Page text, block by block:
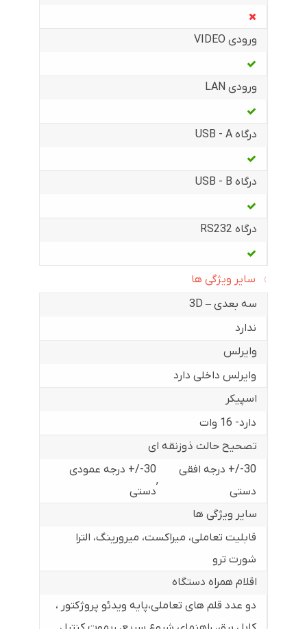
ورودی VIDEO
ورودی LAN
درگاه USB - A
درگاه USB - B
درگاه RS232
سایر ویژگی ها
سه بعدی – 3D
ندارد
وایرلس
وایرلس داخلی دارد
اسپیکر
دارد- 16 وات
تصحیح حالت ذوزنقه ای
30-/+ درجه افقی
دستی
,
30-/+ درجه عمودی
دستی
سایر ویژگی ها
قابلیت تعاملی، میراکست، میرورینگ، الترا
شورت ترو
اقلام همراه دستگاه
دو عدد قلم های تعاملی،پایه ویدئو پروژکتور ،